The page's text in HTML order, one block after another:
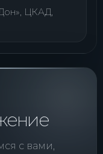
ЦКАД,
с вами,